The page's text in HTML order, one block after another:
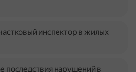
инспектор в жилых
последствия нарушений в